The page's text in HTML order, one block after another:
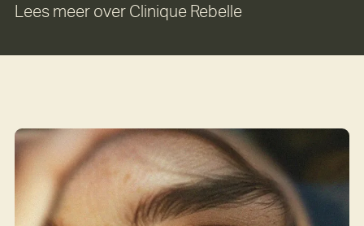
Lees meer over Clinique Rebelle